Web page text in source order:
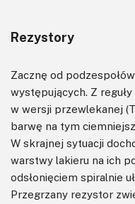
Rezystory
Zacznę od
występujących. Z
w wersji przewlekanej
barwę na tym
W skrajnej sytuacji
warstwy lakieru na ich
odsłonięciem spiralnie
Przegrzany rezystor